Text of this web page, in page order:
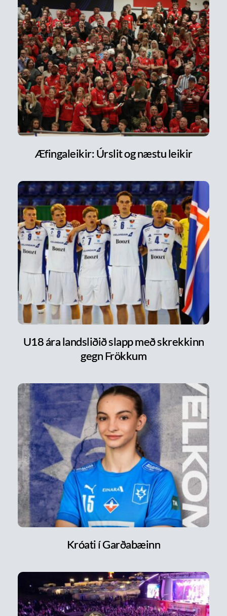
Æfingaleikir: Úrslit og næstu leikir
U18 ára landsliðið slapp með skrekkinn
gegn Frökkum
Króati í Garðabæinn